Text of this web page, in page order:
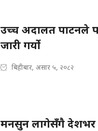
उच्च अदालत पाटनले
जारी गर्यो
बिहीबार, असार ५, २०८२
मनसुन लागेसँगै देशभर